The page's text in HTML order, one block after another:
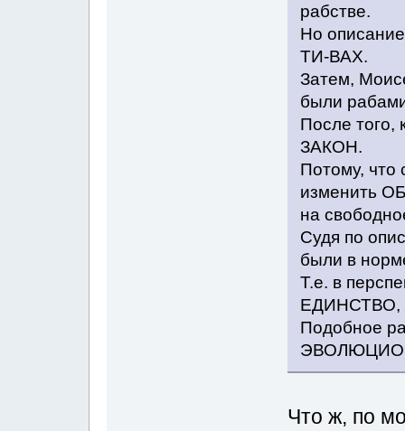
рабстве.
Но
ТИ-ВАХ.
Затем,
были
После того,
ЗАКОН.
Потому, что
изменить
на
Судя по
были в
Т.е. в
ЕДИНСТВО,
Подобное
Что ж, по